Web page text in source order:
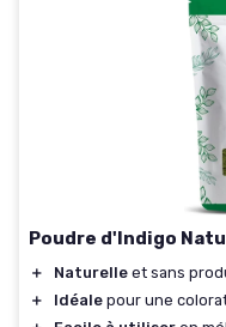
Poudre d'Indigo
＋ Naturelle et sans
＋
Idéale pour une